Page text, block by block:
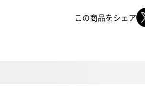
この商品をシェア